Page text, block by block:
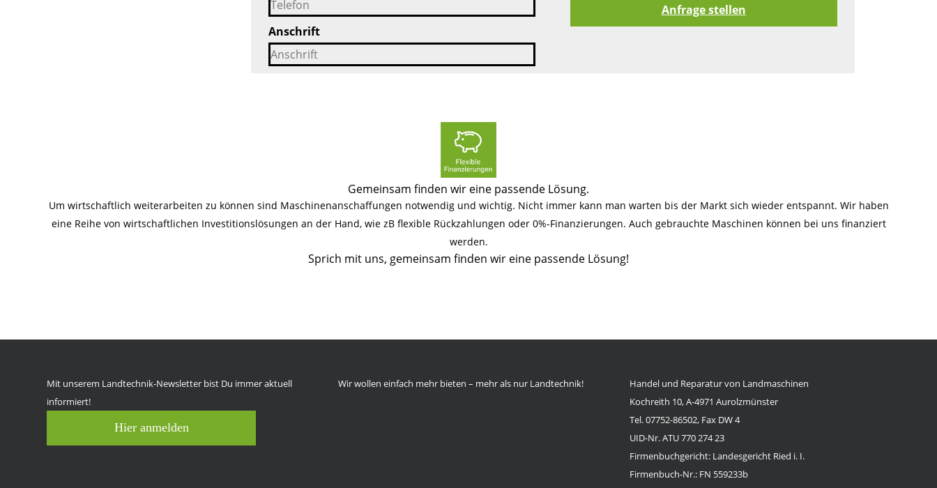
Anschrift
Gemeinsam finden wir eine passende Lösung.
Um wirtschaftlich weiterarbeiten zu können sind Maschinenanschaffungen notwendig und wichtig. Nicht immer kann man warten bis der Markt sich wieder entspannt. Wir haben
eine Reihe von wirtschaftlichen Investitionslösungen an der Hand, wie zB flexible Rückzahlungen oder 0%-Finanzierungen. Auch gebrauchte Maschinen können bei uns finanziert
werden.
Sprich mit uns, gemeinsam finden wir eine passende Lösung!
Mit unserem Landtechnik-Newsletter bist Du immer aktuell
informiert!
Hier anmelden
Wir wollen einfach mehr bieten – mehr als nur Landtechnik!
Handel und Reparatur von Landmaschinen
Kochreith 10, A-4971 Aurolzmünster
Tel. 07752-86502, Fax DW 4
UID-Nr. ATU 770 274 23
Firmenbuchgericht: Landesgericht Ried i. I.
Firmenbuch-Nr.: FN 559233b